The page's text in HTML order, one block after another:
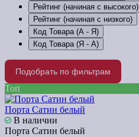
Рейтинг (начиная с высокого)
Рейтинг (начиная с низкого)
Код Товара (А - Я)
Код Товара (Я - А)
Подобрать по фильтрам
Топ
Порта Сатин белый
В наличии
Порта Сатин белый